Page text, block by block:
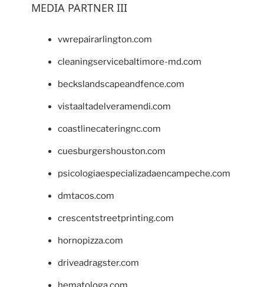
MEDIA PARTNER III
vwrepairarlington.com
cleaningservicebaltimore-md.com
beckslandscapeandfence.com
vistaaltadelveramendi.com
coastlinecateringnc.com
cuesburgershouston.com
psicologiaespecializadaencampeche.com
dmtacos.com
crescentstreetprinting.com
hornopizza.com
driveadragster.com